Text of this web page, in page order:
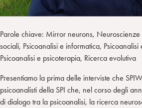
Parole chiave: Mirror neurons,
sociali, Psicoanalisi e informatica,
Psicoanalisi e psicoterapia, Ricerca evolutiva
Presentiamo la prima delle interviste che
psicoanalisti della SPI che, nel corso degli
di dialogo tra la psicoanalisi, la ricerca